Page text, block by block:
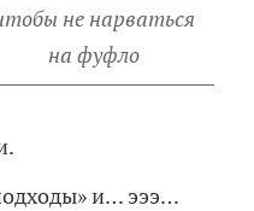
не нарваться
на фуфло
и… эээ…